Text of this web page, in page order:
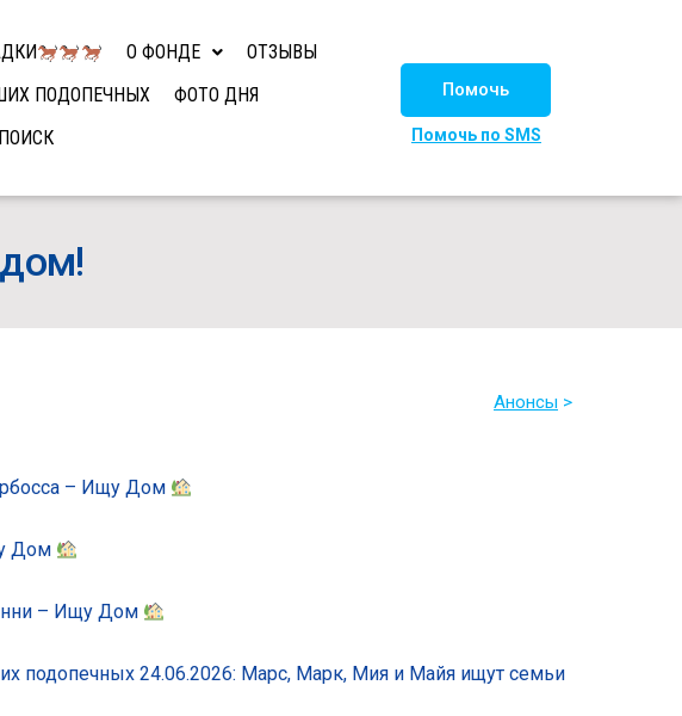
О ФОНДЕ
ОТЗЫВЫ
ПОДОПЕЧНЫХ
ФОТО ДНЯ
ПОИСК
Помочь
Помочь по SMS
Анонсы >
– Ищу Дом
Дом
– Ищу Дом
подопечных 24.06.2026: Марс, Марк, Мия и Майя ищут семьи